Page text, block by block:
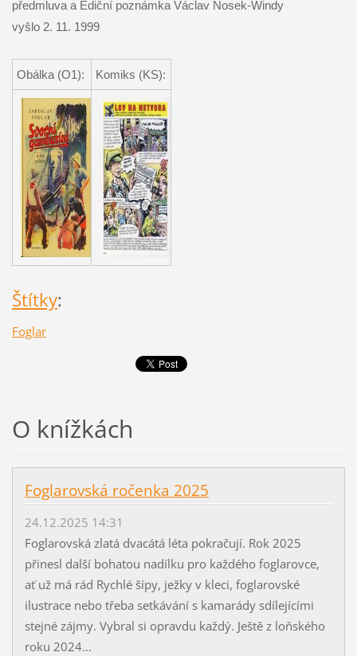
předmluva a Ediční poznámka Václav Nosek-Windy
vyšlo 2. 11. 1999
Obálka (O1): Komiks (KS):
Štítky:
Foglar
O knížkách
Foglarovská ročenka 2025
24.12.2025 14:31
Foglarovská zlatá dvacátá léta pokračují. Rok 2025
přinesl další bohatou nadílku pro každého foglarovce,
ať už má rád Rychlé šípy, ježky v kleci, foglarovské
ilustrace nebo třeba setkávání s kamarády sdílejícími
stejné zájmy. Vybral si opravdu každý. Ještě z loňského
roku 2024...